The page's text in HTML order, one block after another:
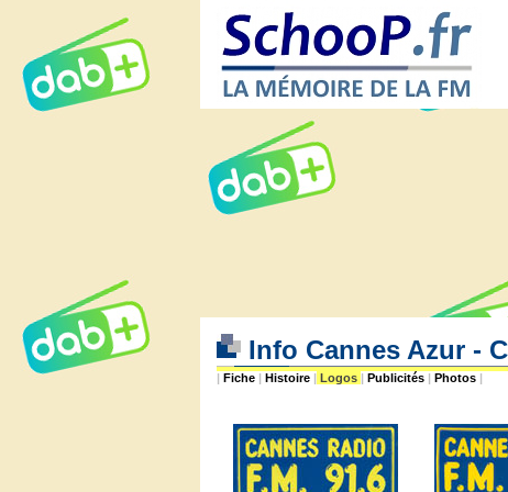
Info Cannes Azur -
| Fiche | Histoire | Logos | Publicités | Photos |